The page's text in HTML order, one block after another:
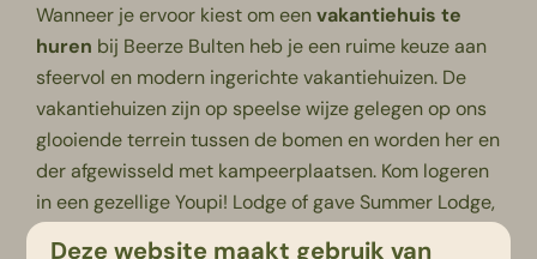
Wanneer je ervoor kiest om eenvakantiehuis te
huren bij Beerze Bulten heb je een ruime keuze aan
sfeervol en modern ingerichte vakantiehuizen. De
vakantiehuizen zijn op speelse wijze gelegen op ons
glooiende terrein tussen de bomen en worden her en
der afgewisseld met kampeerplaatsen. Kom logeren
in een gezelligeYoupi! Lodge of gave Summer Lodge,
de keuze is reuze. De meeste van onze
Deze website maakt gebruik van